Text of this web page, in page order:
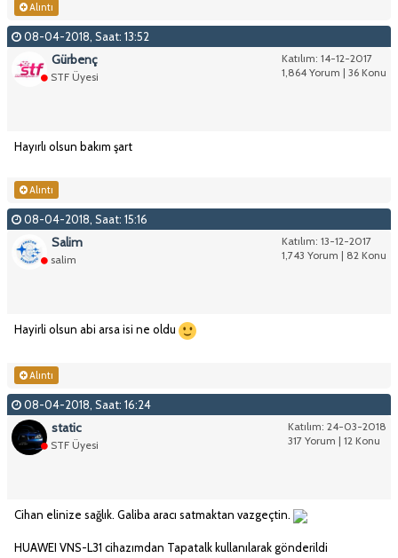
Alıntı
08-04-2018, Saat: 13:52
Katılım: 14-12-2017
1,864 Yorum | 36 Konu
Gürbenç
STF Üyesi
Hayırlı olsun bakım şart
Alıntı
08-04-2018, Saat: 15:16
Katılım: 13-12-2017
1,743 Yorum | 82 Konu
Salim
salim
Hayirli olsun abi arsa isi ne oldu
Alıntı
08-04-2018, Saat: 16:24
Katılım: 24-03-2018
317 Yorum | 12 Konu
static
STF Üyesi
Cihan elinize sağlık. Galiba aracı satmaktan vazgeçtin.
HUAWEI VNS-L31 cihazımdan Tapatalk kullanılarak gönderildi